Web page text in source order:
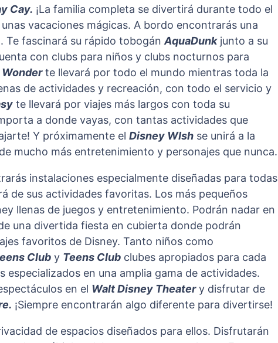
Cay. ¡La familia completa se divertirá durante todo el
vacaciones mágicas. A bordo encontrarás una
Te fascinará su rápido tobogán AquaDunkjunto a su
con clubs para niños y clubs nocturnos para
te llevará por todo el mundo mientras toda la
de actividades y recreación, con todo el servicio y
te llevará por viajes más largos con toda su
a donde vayas, con tantas actividades que
Y próximamente el Disney WIsh se unirá a la
mucho más entretenimiento y personajes que nunca.
instalaciones especialmente diseñadas para todas
de sus actividades favoritas. Los más pequeños
llenas de juegos y entretenimiento. Podrán nadar en
una divertida fiesta en cubierta donde podrán
favoritos de Disney. Tanto niños como
Club y Teens Club clubes apropiados para cada
especializados en una amplia gama de actividades.
en el Walt Disney Theatery disfrutar de
¡Siempre encontrarán algo diferente para divertirse!
de espacios diseñados para ellos. Disfrutarán